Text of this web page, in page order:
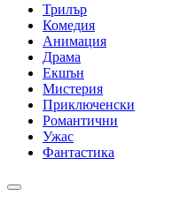
Трилър
Комедия
Анимация
Драма
Екшън
Мистерия
Приключенски
Романтични
Ужас
Фантастика